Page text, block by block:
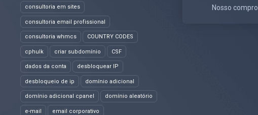
consultoria em sites
consultoria email profissional
consultoria whmcs COUNTRY CODES
cphulk criar subdomínio CSF
dados da conta desbloquear IP
desbloqueio de ip domínio adicional
domínio adicional cpanel domínio aleatório
e-mail email corporativo
Nosso